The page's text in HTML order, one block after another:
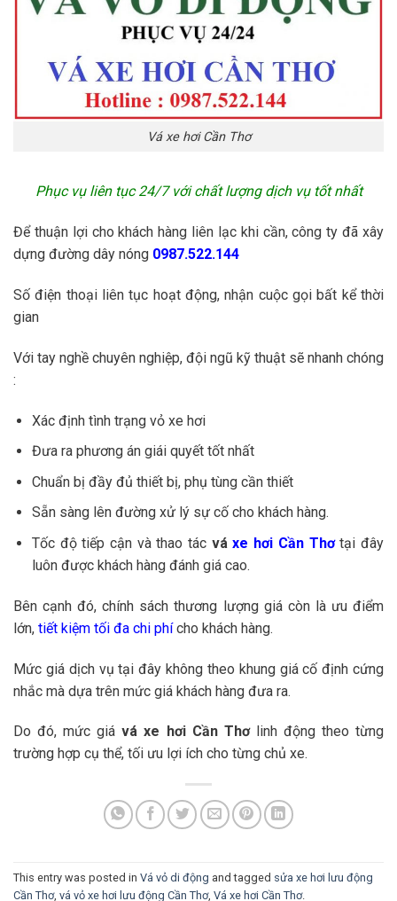
Vá xe hơi Cần Thơ
Phục vụ liên tục 24/7 với chất lượng dịch vụ tốt nhất
Để thuận lợi cho khách hàng liên lạc khi cần, công ty đã xây
dựng đường dây nóng 0987.522.144
Số điện thoại liên tục hoạt động, nhận cuộc gọi bất kể thời
gian
Với tay nghề chuyên nghiệp, đội ngũ kỹ thuật sẽ nhanh chóng
:
Xác định tình trạng vỏ xe hơi
Đưa ra phương án giái quyết tốt nhất
Chuẩn bị đầy đủ thiết bị, phụ tùng cần thiết
Sẵn sàng lên đường xử lý sự cố cho khách hàng.
Tốc độ tiếp cận và thao tác váxe hơi Cần Thơtại đây
luôn được khách hàng đánh giá cao.
Bên cạnh đó, chính sách thương lượng giá còn là ưu điểm
lớn, tiết kiệm tối đa chi phícho khách hàng.
Mức giá dịch vụ tại đây không theo khung giá cố định cứng
nhắc mà dựa trên mức giá khách hàng đưa ra.
Do đó, mức giává xe hơi Cần Thơlinh động theo từng
trường hợp cụ thể, tối ưu lợi ích cho từng chủ xe.
This entry was posted in Vá vỏ di động and tagged sửa xe hơi lưu động
Cần Thơ, vá vỏ xe hơi lưu động Cần Thơ, Vá xe hơi Cần Thơ.